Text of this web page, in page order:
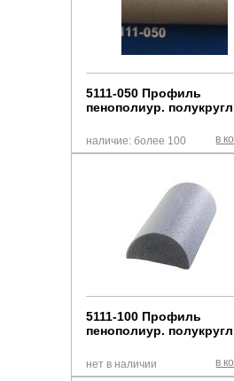
5111-050 Профиль
пенополиур.
в
наличие: более 100
5111-100 Профиль
пенополиур.
в
нет в наличии